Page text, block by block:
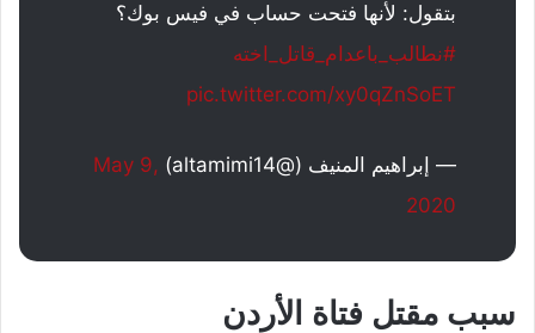
بتقول: لأنها فتحت حساب في فيس بوك؟
#نطالب_باعدام_قاتل_اخته
pic.twitter.com/xy0qZnSoET
— إبراهيم المنيف (@altamimi14)
May 9,
2020
سبب مقتل فتاة الأردن